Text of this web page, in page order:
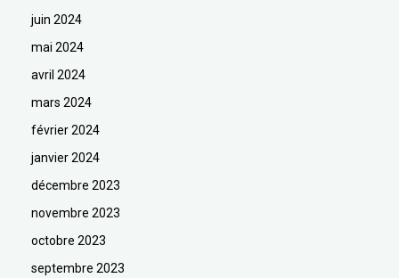
juin 2024
mai 2024
avril 2024
mars 2024
février 2024
janvier 2024
décembre 2023
novembre 2023
octobre 2023
septembre 2023